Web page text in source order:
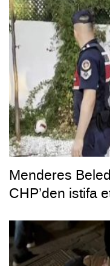
Menderes
CHP’den istifa